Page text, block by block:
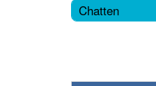
Chatten